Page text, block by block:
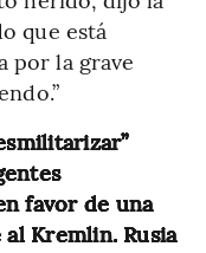
que está
por la grave
favor de una
Kremlin. Rusia